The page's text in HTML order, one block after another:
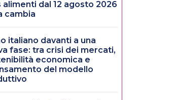
alimenti dal 12 agosto 2026
cambia
italiano davanti a una
fase: tra crisi dei mercati,
economica e
del modello